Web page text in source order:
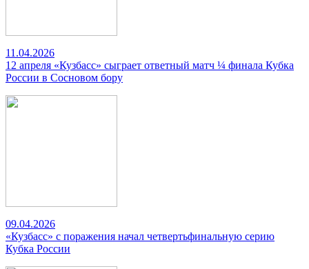
11.04.2026
12 апреля «Кузбасс» сыграет ответный матч ¼ финала Кубка
России в Сосновом бору
09.04.2026
«Кузбасс» с поражения начал четвертьфинальную серию
Кубка России